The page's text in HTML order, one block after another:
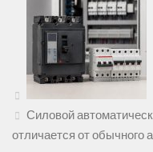
Силовой
отличается от обычного